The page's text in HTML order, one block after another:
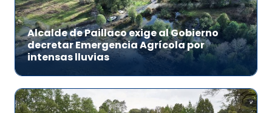
Alcalde de Paillaco exige al Gobierno
decretar Emergencia Agrícola por
intensas lluvias